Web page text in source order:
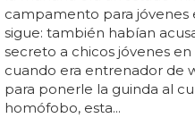
campamento para jóvenes
sigue: también habían
secreto a chicos jóvenes
cuando era entrenador de
para ponerle la guinda al
homófobo, esta...